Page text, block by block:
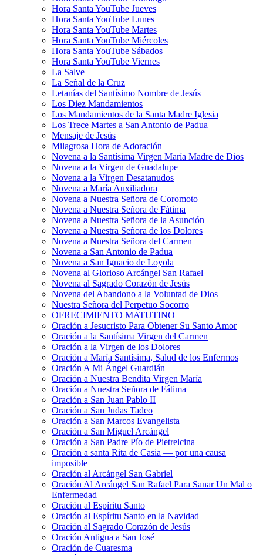
Hora Santa YouTube Jueves
Hora Santa YouTube Lunes
Hora Santa YouTube Martes
Hora Santa YouTube Miércoles
Hora Santa YouTube Sábados
Hora Santa YouTube Viernes
La Salve
La Señal de la Cruz
Letanías del Santísimo Nombre de Jesús
Los Diez Mandamientos
Los Mandamientos de la Santa Madre Iglesia
Los Trece Martes a San Antonio de Padua
Mensaje de Jesús
Milagrosa Hora de Adoración
Novena a la Santísima Virgen María Madre de Dios
Novena a la Virgen de Guadalupe
Novena a la Virgen Desatanudos
Novena a María Auxiliadora
Novena a Nuestra Señora de Coromoto
Novena a Nuestra Señora de Fátima
Novena a Nuestra Señora de la Asunción
Novena a Nuestra Señora de los Dolores
Novena a Nuestra Señora del Carmen
Novena a San Antonio de Padua
Novena a San Ignacio de Loyola
Novena al Glorioso Arcángel San Rafael
Novena al Sagrado Corazón de Jesús
Novena del Abandono a la Voluntad de Dios
Nuestra Señora del Perpetuo Socorro
OFRECIMIENTO MATUTINO
Oración a Jesucristo Para Obtener Su Santo Amor
Oración a la Santísima Virgen del Carmen
Oración a la Virgen de los Dolores
Oración a María Santísima, Salud de los Enfermos
Oración A Mi Ángel Guardián
Oración a Nuestra Bendita Virgen María
Oración a Nuestra Señora de Fátima
Oración a San Juan Pablo II
Oración a San Judas Tadeo
Oración a San Marcos Evangelista
Oración a San Miguel Arcángel
Oración a San Padre Pío de Pietrelcina
Oración a santa Rita de Casia — por una causa
imposible
Oración al Arcángel San Gabriel
Oración Al Arcángel San Rafael Para Sanar Un Mal o
Enfermedad
Oración al Espíritu Santo
Oración al Espíritu Santo en la Navidad
Oración al Sagrado Corazón de Jesús
Oración Antigua a San José
Oración de Cuaresma